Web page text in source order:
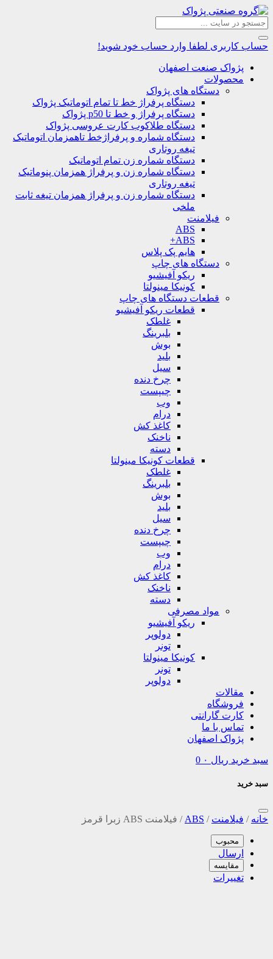
حساب کاربری لطفا وارد حساب خود شوید!
پژواک صنعت اصفهان
محصولات
دستگاه های پژواک
دستگاه پرفراژ خط تا تمام اتوماتیک پژواک
دستگاه پرفراژ و خط تا p50 پژواک
دستگاه طلاکوب کارت عروسی پژواک
دستگاه شماره و پرفراژخط تاهمزمان اتوماتیک
تیغه روتاری
دستگاه شماره زن تمام اتوماتیک
دستگاه شماره زن و پرفراژ همزمان پنوماتیک
تیغه روتاری
دستگاه شماره زن و پرفراژ همزمان تیغه ثابت
ملخی
فیلامنت
ABS
ABS+
هایم پک پلاس
دستگاه های چاپ
ریکو آفیشیو
کونیکا مینولتا
قطعات دستگاه های چاپ
قطعات ریکو آفیشیو
غلطک
بلبرینگ
بوش
بلید
سیل
چرخ دنده
چیپست
وب
درام
کاغذ کش
ناخنک
دسته
قطعات کونیکا مینولتا
غلطک
بلبرینگ
بوش
بلید
سیل
چرخ دنده
چیپست
وب
درام
کاغذ کش
ناخنک
دسته
مواد مصرفی
ریکو آفیشیو
دولوپر
تونر
کونیکا مینولتا
تونر
دولوپر
مقالات
فروشگاه
کارت گارانتی
تماس با ما
پژواک اصفهان
سبد خرید ریال 0
سبد خرید
خانه / فیلامنت /
ABS
/ فیلامنت ABS زبرا قرمز
محبوب
ارسال
مقایسه
تغییرات